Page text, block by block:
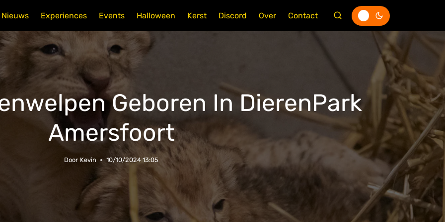
Nieuws Experiences Events Halloween Kerst Discord Over Contact
Geboren In DierenPark
Amersfoort
Door Kevin 10/10/2024 13:05